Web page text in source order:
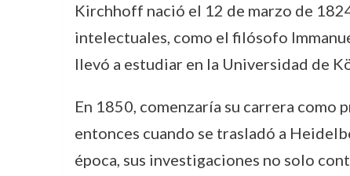
Kirchhoff nació el 12 de marzo de
intelectuales, como el filósofo
llevó a estudiar en la Universidad de
En 1850, comenzaría su carrera como
entonces cuando se trasladó a
época, sus investigaciones no solo